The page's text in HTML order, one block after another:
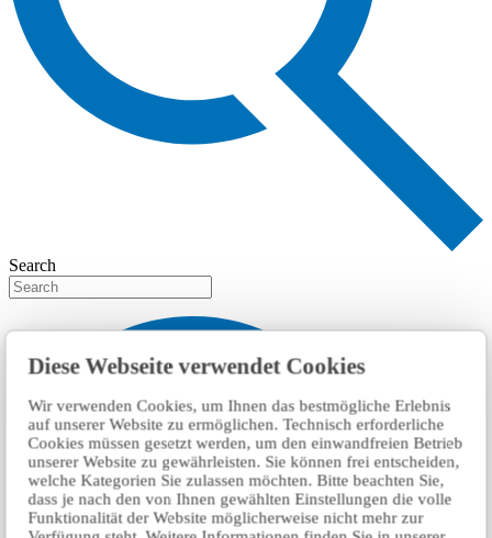
Diese Webseite verwendet Cookies
Wir verwenden Cookies, um Ihnen das bestmögliche Erlebnis
auf unserer Website zu ermöglichen. Technisch erforderliche
Cookies müssen gesetzt werden, um den einwandfreien Betrieb
unserer Website zu gewährleisten. Sie können frei entscheiden,
welche Kategorien Sie zulassen möchten. Bitte beachten Sie,
dass je nach den von Ihnen gewählten Einstellungen die volle
Funktionalität der Website möglicherweise nicht mehr zur
Search